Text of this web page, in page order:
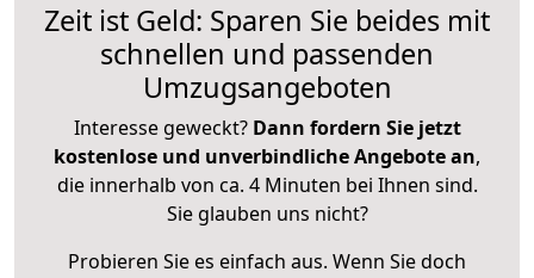
Zeit ist Geld: Sparen Sie beides mit
schnellen und passenden
Umzugsangeboten
Interesse geweckt? Dann fordern Sie jetzt
kostenlose und unverbindliche Angebote an,
die innerhalb von ca. 4 Minuten bei Ihnen sind.
Sie glauben uns nicht?
Probieren Sie es einfach aus. Wenn Sie doch